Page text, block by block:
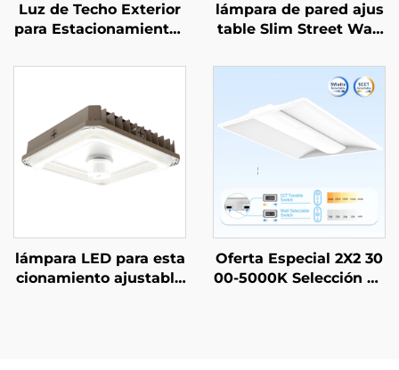
Luz de Techo Exterior
para Estacionamientos
IP65 Poste de Alumini
W 90W Luz de Jardín
LED
lámpara de pared ajus
table Slim Street Wall
egulable con 3CCT y 3
potencias, resistente a
l agua IP65, con sensor
de movimiento
lámpara LED para esta
cionamiento ajustable
Oferta Especial 2X2 30
00-5000K Selección de